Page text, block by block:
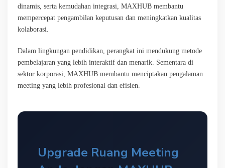
dinamis, serta kemudahan integrasi, MAXHUB membantu
mempercepat pengambilan keputusan dan meningkatkan kualitas
kolaborasi.
Dalam lingkungan pendidikan, perangkat ini mendukung metode
pembelajaran yang lebih interaktif dan menarik. Sementara di
sektor korporasi, MAXHUB membantu menciptakan pengalaman
meeting yang lebih profesional dan efisien.
Upgrade Ruang Meeting